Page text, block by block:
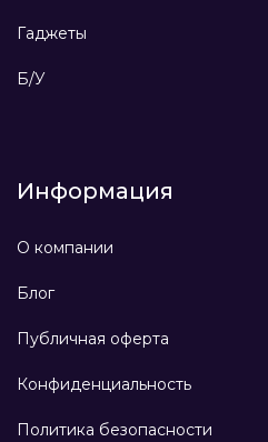
Гаджеты
Б/У
Информация
О компании
Блог
Публичная оферта
Конфиденциальность
Политика безопасности